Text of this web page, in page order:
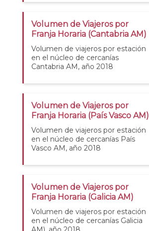
Volumen de Viajeros por
Franja Horaria (Cantabria AM)
Volumen de viajeros por estación
en el núcleo de cercanías
Cantabria AM, año 2018
Volumen de Viajeros por
Franja Horaria (País Vasco AM)
Volumen de viajeros por estación
en el núcleo de cercanías País
Vasco AM, año 2018
Volumen de Viajeros por
Franja Horaria (Galicia AM)
Volumen de viajeros por estación
en el núcleo de cercanías Galicia